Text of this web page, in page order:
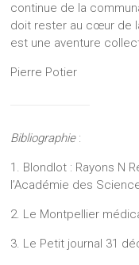
continue de la
doit rester au cœur de
est une aventure
Pierre Potier
Bibliographie:
1. Blondlot : Rayons N
l’Académie des
2. Le Montpellier
3. Le Petit journal 31